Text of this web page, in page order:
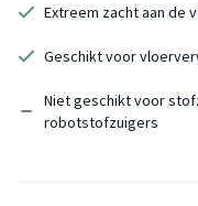
Extreem zacht aan de
Geschikt voor
Niet geschikt voor
robotstofzuigers